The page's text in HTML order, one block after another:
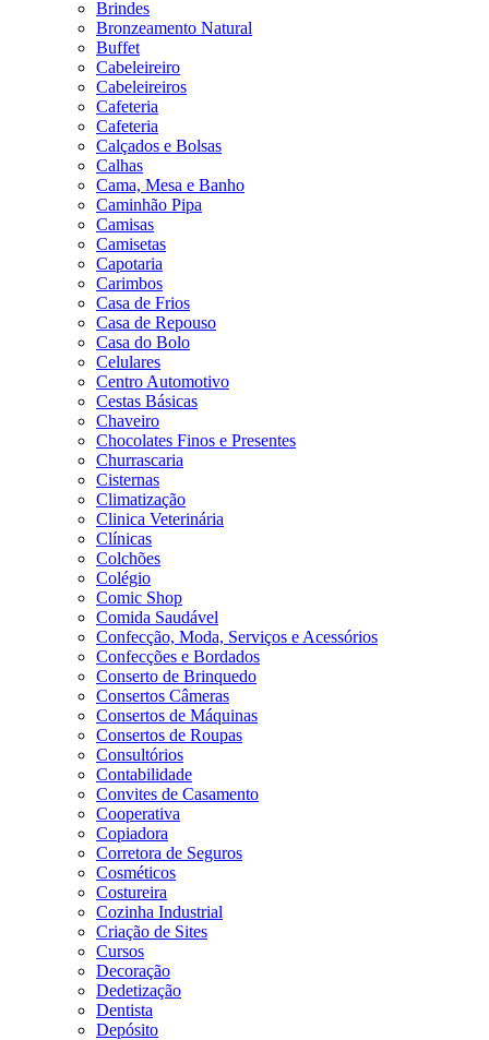
Brindes
Bronzeamento Natural
Buffet
Cabeleireiro
Cabeleireiros
Cafeteria
Cafeteria
Calçados e Bolsas
Calhas
Cama, Mesa e Banho
Caminhão Pipa
Camisas
Camisetas
Capotaria
Carimbos
Casa de Frios
Casa de Repouso
Casa do Bolo
Celulares
Centro Automotivo
Cestas Básicas
Chaveiro
Chocolates Finos e Presentes
Churrascaria
Cisternas
Climatização
Clinica Veterinária
Clínicas
Colchões
Colégio
Comic Shop
Comida Saudável
Confecção, Moda, Serviços e Acessórios
Confecções e Bordados
Conserto de Brinquedo
Consertos Câmeras
Consertos de Máquinas
Consertos de Roupas
Consultórios
Contabilidade
Convites de Casamento
Cooperativa
Copiadora
Corretora de Seguros
Cosméticos
Costureira
Cozinha Industrial
Criação de Sites
Cursos
Decoração
Dedetização
Dentista
Depósito